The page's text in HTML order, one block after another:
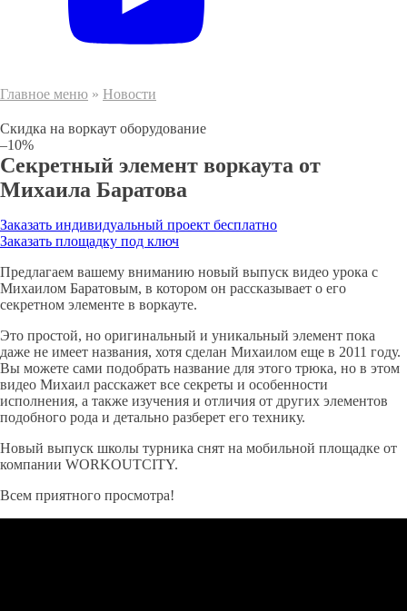
Главное меню » Новости
Скидка на воркаут оборудование
–10%
Секретный элемент воркаута от
Михаила Баратова
Заказать индивидуальный проект бесплатно
Заказать площадку под ключ
Предлагаем вашему вниманию новый выпуск видео урока с
Михаилом Баратовым, в котором он рассказывает о его
секретном элементе в воркауте.
Это простой, но оригинальный и уникальный элемент пока
даже не имеет названия, хотя сделан Михаилом еще в 2011 году.
Вы можете сами подобрать название для этого трюка, но в этом
видео Михаил расскажет все секреты и особенности
исполнения, а также изучения и отличия от других элементов
подобного рода и детально разберет его технику.
Новый выпуск школы турника снят на мобильной площадке от
компании WORKOUTCITY.
Всем приятного просмотра!